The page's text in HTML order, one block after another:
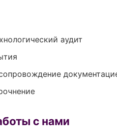
аудит
с нами